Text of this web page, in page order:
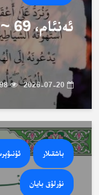
ئەنئام، 69 ~ 73 – ئايەتلەرنىڭ...
2026-07-20 98 قېتىم
باشقىلار
نۇرلۇق بايان